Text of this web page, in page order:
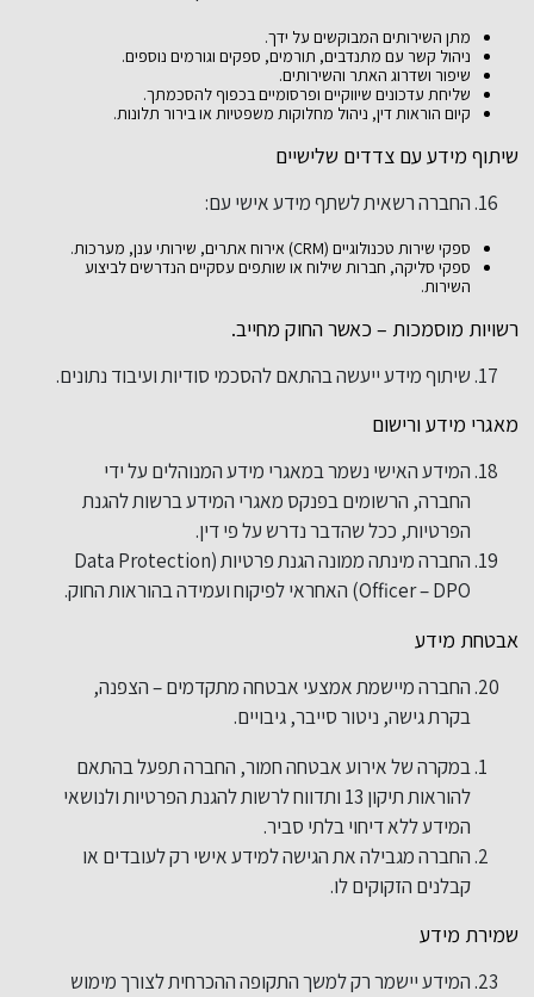
מתן השירותים המבוקשים על ידך.
ניהול קשר עם מתנדבים, תורמים, ספקים וגורמים נוספים.
שיפור ושדרוג האתר והשירותים.
שליחת עדכונים שיווקיים ופרסומיים בכפוף להסכמתך.
קיום הוראות דין, ניהול מחלוקות משפטיות או בירור תלונות.
שיתוף מידע עם צדדים שלישיים
החברה רשאית לשתף מידע אישי עם:
ספקי שירות טכנולוגיים (CRM) אירוח אתרים, שירותי ענן, מערכות.
ספקי סליקה, חברות שילוח או שותפים עסקיים הנדרשים לביצוע
השירות.
רשויות מוסמכות – כאשר החוק מחייב.
שיתוף מידע ייעשה בהתאם להסכמי סודיות ועיבוד נתונים.
מאגרי מידע ורישום
המידע האישי נשמר במאגרי מידע המנוהלים על ידי
החברה, הרשומים בפנקס מאגרי המידע ברשות להגנת
הפרטיות, ככל שהדבר נדרש על פי דין.
החברה מינתה ממונה הגנת פרטיות (Data Protection
Officer – DPO) האחראי לפיקוח ועמידה בהוראות החוק.
אבטחת מידע
החברה מיישמת אמצעי אבטחה מתקדמים – הצפנה,
בקרת גישה, ניטור סייבר, גיבויים.
במקרה של אירוע אבטחה חמור, החברה תפעל בהתאם
להוראות תיקון 13 ותדווח לרשות להגנת הפרטיות ולנושאי
המידע ללא דיחוי בלתי סביר.
החברה מגבילה את הגישה למידע אישי רק לעובדים או
קבלנים הזקוקים לו.
שמירת מידע
המידע יישמר רק למשך התקופה ההכרחית לצורך מימוש